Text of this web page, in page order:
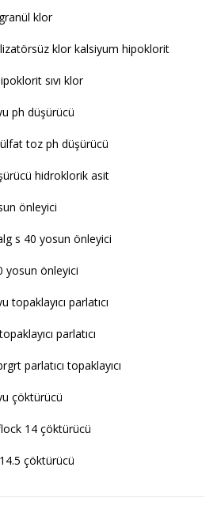
klor
klor kalsiyum hipoklorit
sıvı klor
ph düşürücü
toz ph düşürücü
hidroklorik asit
önleyici
s 40 yosun önleyici
yosun önleyici
topaklayıcı parlatıcı
parlatıcı
parlatıcı topaklayıcı
çöktürücü
14 çöktürücü
çöktürücü